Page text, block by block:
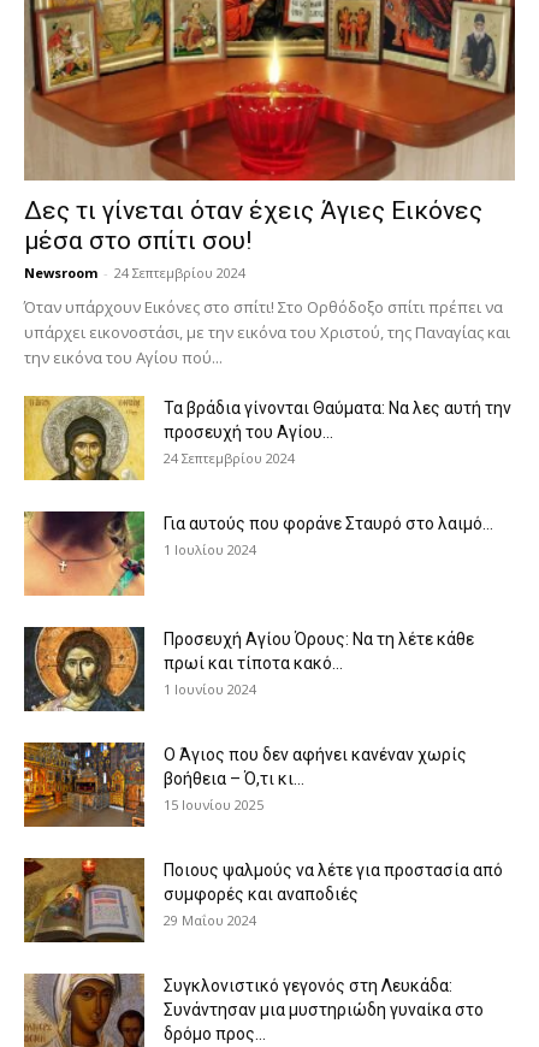
Δες τι γίνεται όταν έχεις Άγιες Εικόνες
μέσα στο σπίτι σου!
Newsroom - 24 Σεπτεμβρίου 2024
Όταν υπάρχουν Εικόνες στο σπίτι! Στο Ορθόδοξο σπίτι πρέπει να
υπάρχει εικονοστάσι, με την εικόνα του Χριστού, της Παν­αγίας και
την εικόνα του Αγίου πού...
Τα βράδια γίνονται Θαύματα: Να λες αυτή την
προσευχή του Αγίου...
24 Σεπτεμβρίου 2024
Για αυτούς που φοράνε Σταυρό στο λαιμό…
1 Ιουλίου 2024
Προσευχή Αγίου Όρους: Να τη λέτε κάθε
πρωί και τίποτα κακό...
1 Ιουνίου 2024
Ο Άγιος που δεν αφήνει κανέναν χωρίς
βοήθεια – Ό,τι κι...
15 Ιουνίου 2025
Ποιους ψαλμούς να λέτε για προστασία από
συμφορές και αναποδιές
29 Μαΐου 2024
Συγκλονιστικό γεγονός στη Λευκάδα:
Συνάντησαν μια μυστηριώδη γυναίκα στο
δρόμο προς...